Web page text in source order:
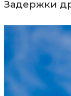
Задержки